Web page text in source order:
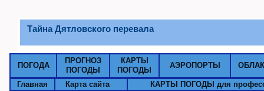
Тайна Дятловского перевала
ПОГОДА
ПРОГНОЗ
ПОГОДЫ
КАРТЫ
ПОГОДЫ
АЭРОПОРТЫ
Главная Карта сайта
КАРТЫ ПОГОДЫ для